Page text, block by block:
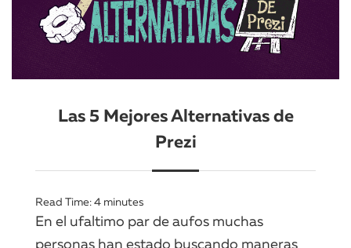
Las 5 Mejores Alternativas de
Prezi
Read Time:4 minutes
En el ufaltimo par de aufos muchas
personas han estado buscando maneras